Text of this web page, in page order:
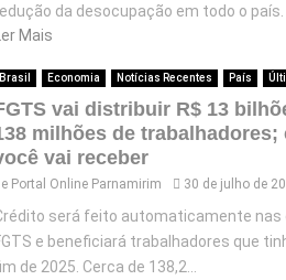
da desocupação em todo o país.
Mais
Brasil Economia Notícias Recentes País
vai distribuir R$ 13
milhões de
vai receber
Portal Online Parnamirim 30 de julho de
será feito automaticamente nas
e beneficiará trabalhadores que
de 2025. Cerca de 138,2...